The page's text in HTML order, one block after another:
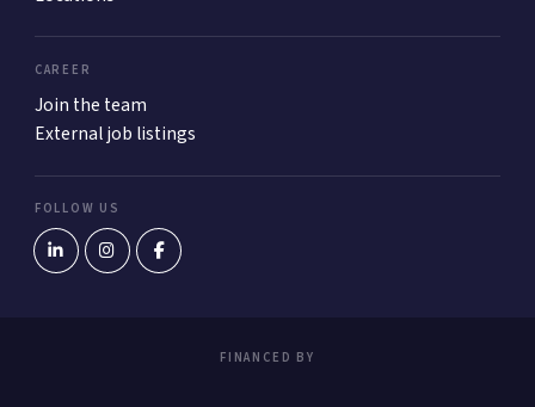
CAREER
Join the team
External job listings
FOLLOW US
FINANCED BY